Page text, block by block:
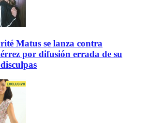
Matus se lanza contra
por difusión errada de su